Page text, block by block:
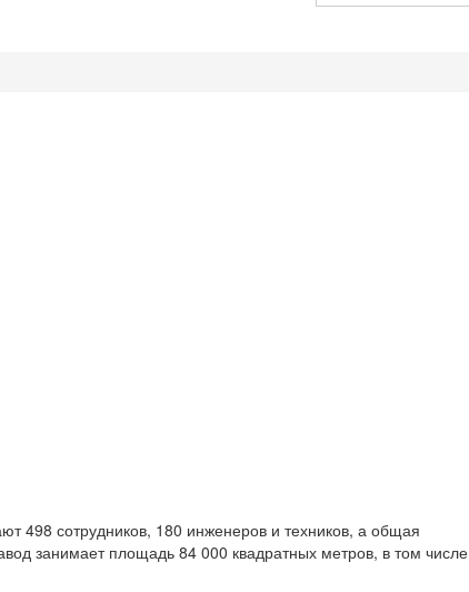
498 сотрудников, 180 инженеров и техников, а общая
занимает площадь 84 000 квадратных метров, в том числе